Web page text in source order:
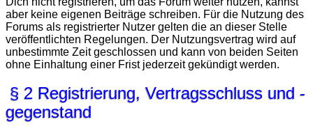
aber keine eigenen Beiträge schreiben. Für die Nutzung des
Forums als registrierter Nutzer gelten die an dieser Stelle
veröffentlichten Regelungen. Der Nutzungsvertrag wird auf
unbestimmte Zeit geschlossen und kann von beiden Seiten
ohne Einhaltung einer Frist jederzeit gekündigt werden.
§ 2 Registrierung, Vertragsschluss und -
gegenstand